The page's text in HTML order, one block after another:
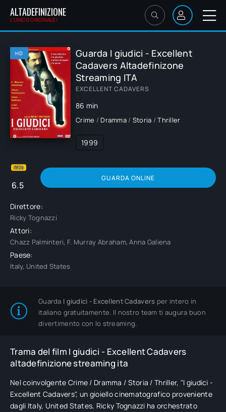
ALTADEFINIZIONE
L'UNICO ORIGINALE!
HD
Guarda I giudici - Excellent
Cadavers Altadefinizone
Streaming ITA
EXCELLENT CADAVERS
86 min
Crime / Dramma/ Storia /Thriller
1999
6.5
GUARDA ONLINE
Direttore:
Ricky Tognazzi
Attori:
Chazz Palminteri, F. Murray Abraham, Anna Galiena
Paese:
Italy, United States
Guarda I giudici - Excellent Cadavers per intero in
italiano gratuitamente. Il nostro team ti augura buon
divertimento con lo streaming.
Trama del film I giudici - Excellent Cadavers
altadefinizione streaming ita
Nel coinvolgente Crime / Dramma / Storia / Thriller, "I giudici -
Excellent Cadavers", un gioiello cinematografico proveniente
dagli Italy, United States, Ricky Tognazzi ha orchestrato